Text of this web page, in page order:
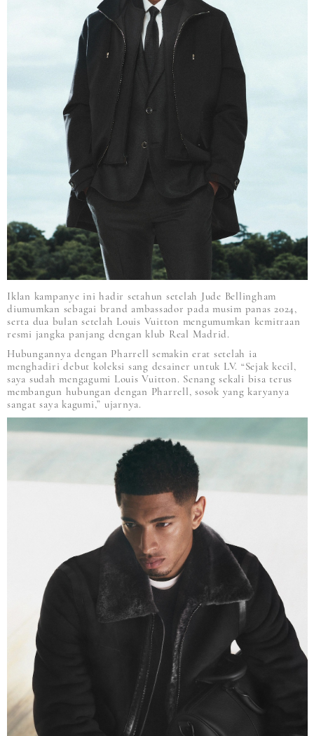
Iklan kampanye ini hadir setahun setelah Jude Bellingham
diumumkan sebagai brand ambassador pada musim panas 2024,
serta dua bulan setelah Louis Vuitton mengumumkan kemitraan
resmi jangka panjang dengan klub Real Madrid.
Hubungannya dengan Pharrell semakin erat setelah ia
menghadiri debut koleksi sang desainer untuk LV. “Sejak kecil,
saya sudah mengagumi Louis Vuitton. Senang sekali bisa terus
membangun hubungan dengan Pharrell, sosok yang karyanya
sangat saya kagumi,” ujarnya.